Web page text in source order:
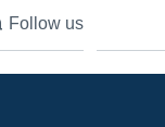
Follow us